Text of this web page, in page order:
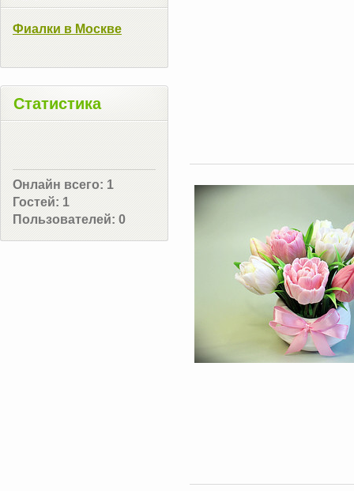
Фиалки в Москве
Статистика
Онлайн всего: 1
Гостей: 1
Пользователей: 0